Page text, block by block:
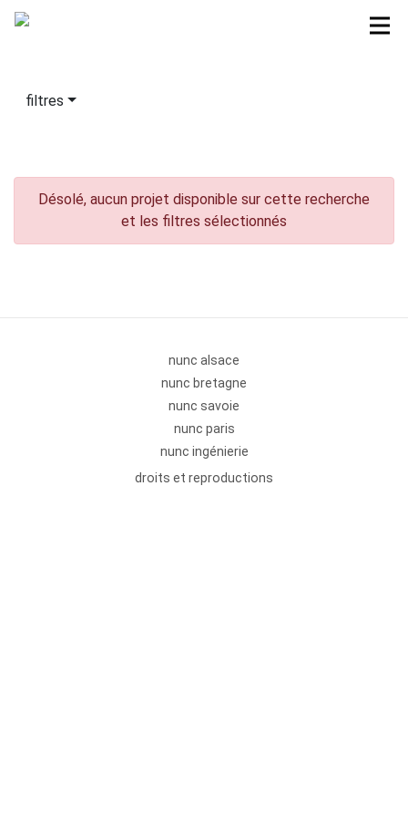
filtres
Désolé, aucun projet disponible sur cette recherche
et les filtres sélectionnés
nunc alsace
nunc bretagne
nunc savoie
nunc paris
nunc ingénierie
droits et reproductions